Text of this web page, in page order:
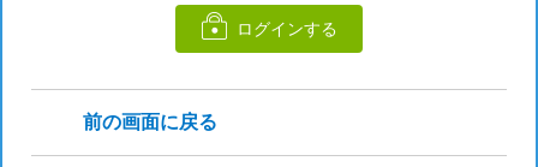
ログインする
前の画面に戻る